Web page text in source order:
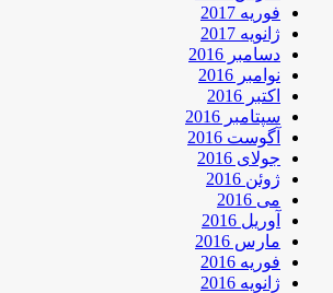
فوریه 2017
ژانویه 2017
دسامبر 2016
نوامبر 2016
اکتبر 2016
سپتامبر 2016
آگوست 2016
جولای 2016
ژوئن 2016
می 2016
آوریل 2016
مارس 2016
فوریه 2016
ژانویه 2016